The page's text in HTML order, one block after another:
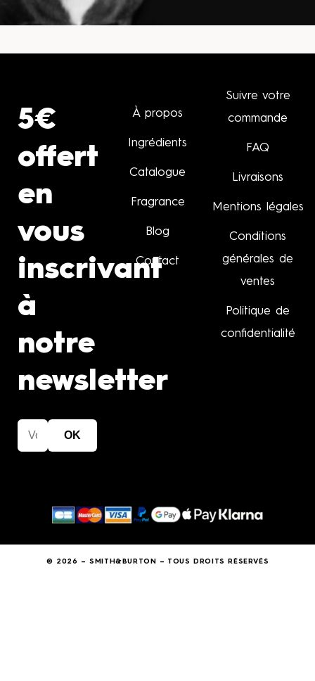
5€
offert
en
vous
inscrivant
à
notre
newsletter
OK
À propos
Ingrédients
Catalogue
Fragrance
Blog
Contact
Suivre votre
commande
FAQ
Livraisons
Mentions légales
Conditions
générales de
ventes
Politique de
confidentialité
© 2026 – SMITH&BURTON – TOUS DROITS RÉSERVÉS